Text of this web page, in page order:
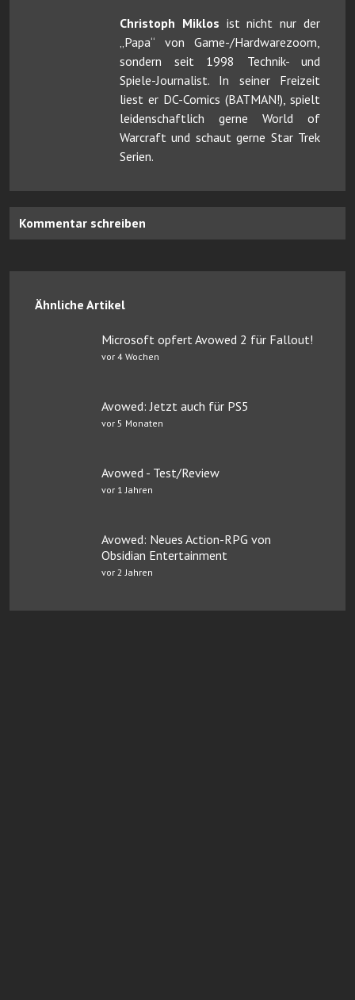
Christoph Miklos ist nicht nur der
„Papa“ von Game-/Hardwarezoom,
sondern seit 1998 Technik- und
Spiele-Journalist. In seiner Freizeit
liest er DC-Comics (BATMAN!), spielt
leidenschaftlich gerne World of
Warcraft und schaut gerne Star Trek
Serien.
Kommentar schreiben
Ähnliche Artikel
Microsoft opfert Avowed 2 für Fallout!
vor 4 Wochen
Avowed: Jetzt auch für PS5
vor 5 Monaten
Avowed - Test/Review
vor 1 Jahren
Avowed: Neues Action-RPG von
Obsidian Entertainment
vor 2 Jahren